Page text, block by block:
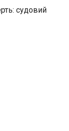
судовий